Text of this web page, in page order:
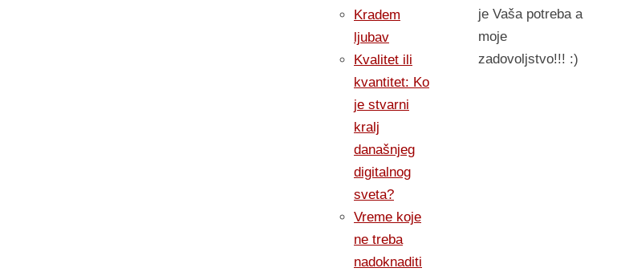
Kradem
ljubav
Kvalitet ili
kvantitet: Ko
je stvarni
kralj
današnjeg
digitalnog
sveta?
Vreme koje
ne treba
nadoknaditi
je Vaša potreba a
moje
zadovoljstvo!!! :)